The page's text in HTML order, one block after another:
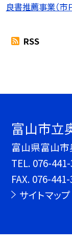
良書推薦事業（市
RSS
富山市立
富山県富山
TEL. 076-
FAX. 076-
サイトマップ